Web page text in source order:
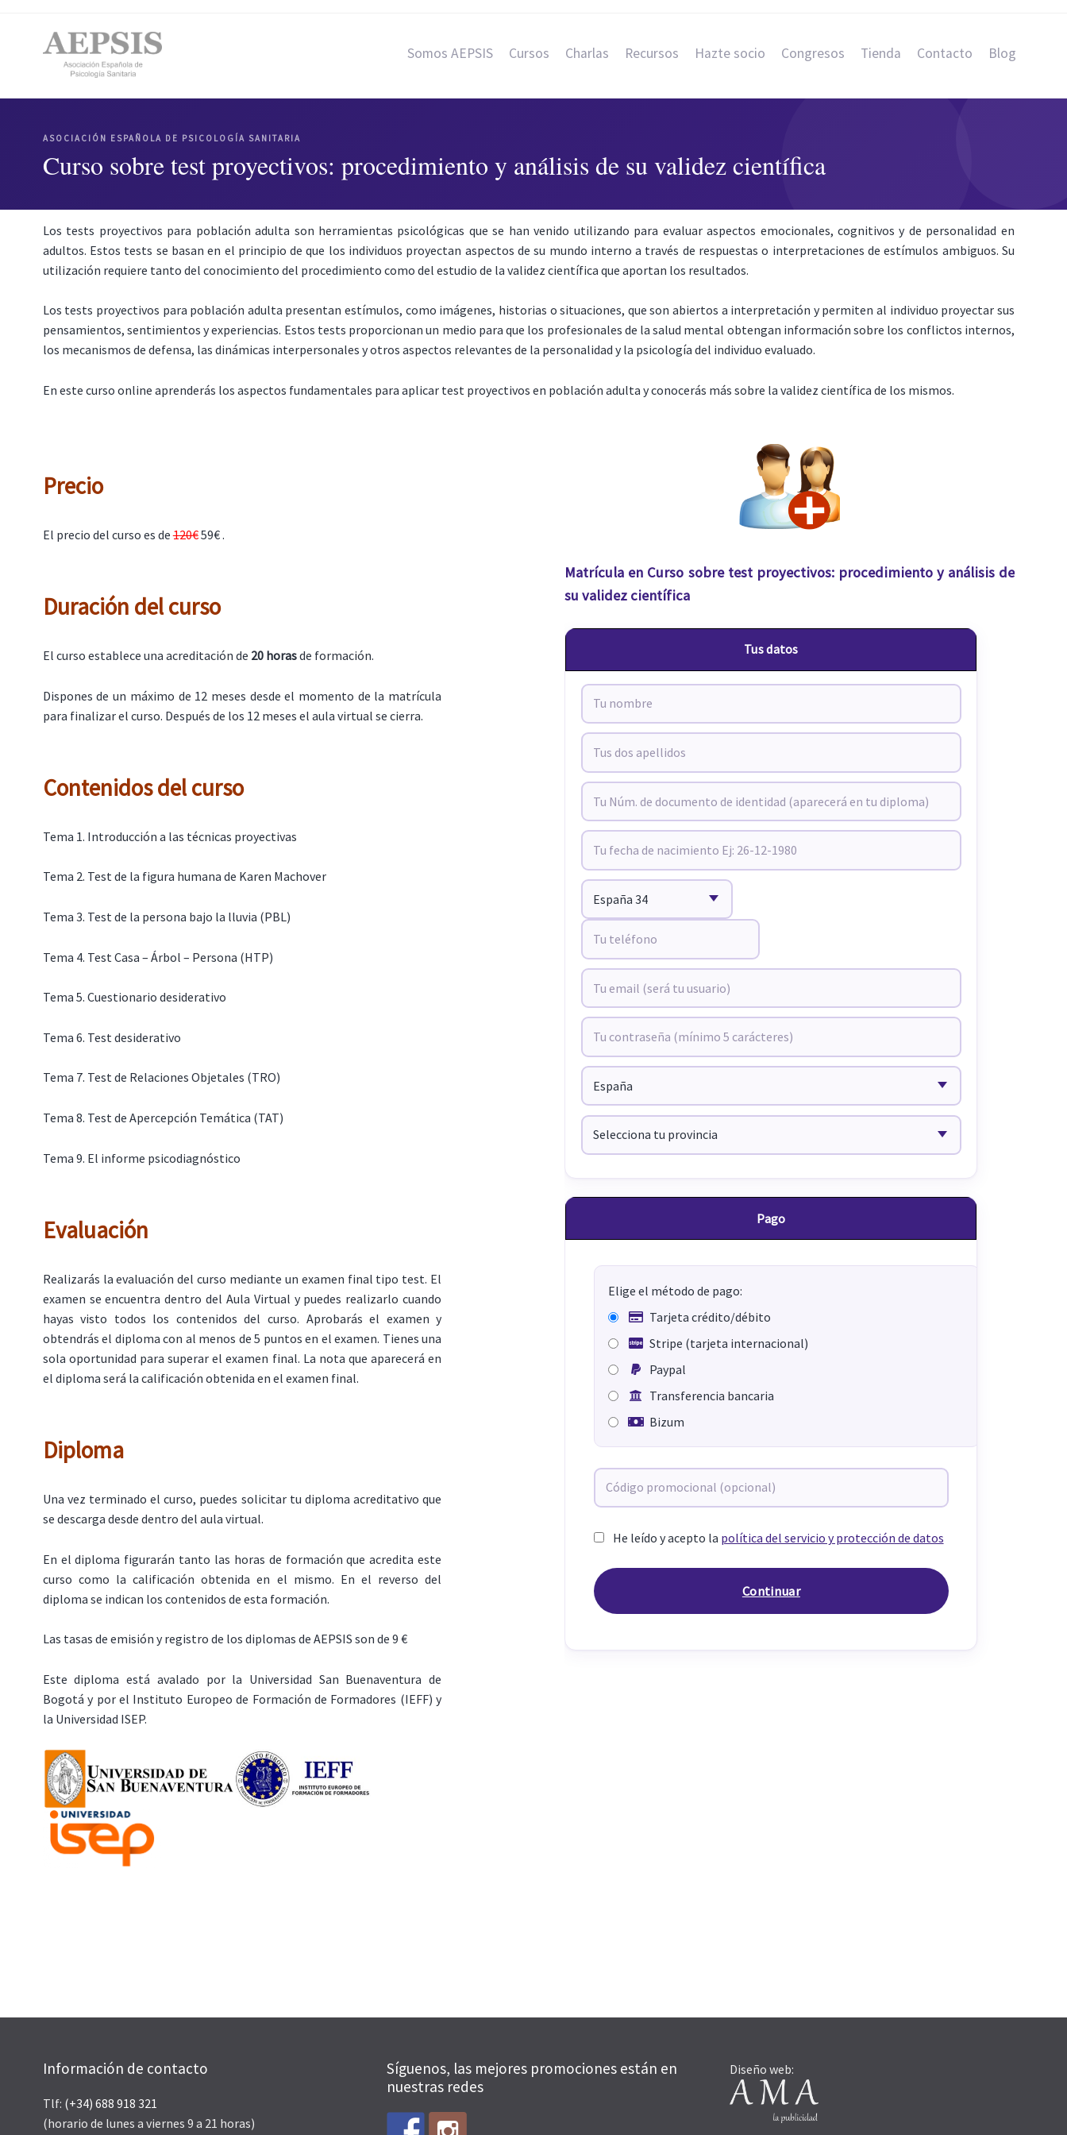
Somos AEPSIS Cursos Charlas Recursos Hazte socio Congresos Tienda Contacto Blog
ASOCIACIÓN ESPAÑOLA DE PSICOLOGÍA SANITARIA
Curso sobre test proyectivos: procedimiento y análisis de su validez científica
Los tests proyectivos para población adulta son herramientas psicológicas que se han venido utilizando para evaluar aspectos emocionales, cognitivos y de personalidad en
adultos. Estos tests se basan en el principio de que los individuos proyectan aspectos de su mundo interno a través de respuestas o interpretaciones de estímulos ambiguos. Su
utilización requiere tanto del conocimiento del procedimiento como del estudio de la validez científica que aportan los resultados.
Los tests proyectivos para población adulta presentan estímulos, como imágenes, historias o situaciones, que son abiertos a interpretación y permiten al individuo proyectar sus
pensamientos, sentimientos y experiencias. Estos tests proporcionan un medio para que los profesionales de la salud mental obtengan información sobre los conflictos internos,
los mecanismos de defensa, las dinámicas interpersonales y otros aspectos relevantes de la personalidad y la psicología del individuo evaluado.
En este curso online aprenderás los aspectos fundamentales para aplicar test proyectivos en población adulta y conocerás más sobre la validez científica de los mismos.
Precio
El precio del curso es de120€59€ .
Duración del curso
El curso establece una acreditación de 20 horasde formación.
Dispones de un máximo de 12 meses desde el momento de la matrícula
para finalizar el curso. Después de los 12 meses el aula virtual se cierra.
Contenidos del curso
Tema 1. Introducción a las técnicas proyectivas
Tema 2. Test de la figura humana de Karen Machover
Tema 3. Test de la persona bajo la lluvia (PBL)
Tema 4. Test Casa – Árbol – Persona (HTP)
Tema 5. Cuestionario desiderativo
Tema 6. Test desiderativo
Tema 7. Test de Relaciones Objetales (TRO)
Tema 8. Test de Apercepción Temática (TAT)
Tema 9. El informe psicodiagnóstico
Evaluación
Realizarás la evaluación del curso mediante un examen final tipo test. El
examen se encuentra dentro del Aula Virtual y puedes realizarlo cuando
hayas visto todos los contenidos del curso. Aprobarás el examen y
obtendrás el diploma con al menos de 5 puntos en el examen. Tienes una
sola oportunidad para superar el examen final. La nota que aparecerá en
el diploma será la calificación obtenida en el examen final.
Diploma
Una vez terminado el curso, puedes solicitar tu diploma acreditativo que
se descarga desde dentro del aula virtual.
En el diploma figurarán tanto las horas de formación que acredita este
curso como la calificación obtenida en el mismo. En el reverso del
diploma se indican los contenidos de esta formación.
Las tasas de emisión y registro de los diplomas de AEPSIS son de 9 €
Este diploma está avalado por la Universidad San Buenaventura de
Bogotá y por el Instituto Europeo de Formación de Formadores (IEFF) y
la Universidad ISEP.
Matrícula en Curso sobre test proyectivos: procedimiento y análisis de
su validez científica
Tus datos
Pago
Elige el método de pago:
Tarjeta crédito/débito
Stripe (tarjeta internacional)
Paypal
Transferencia bancaria
Bizum
He leído y acepto la política del servicio y protección de datos
Información de contacto
Tlf: (+34) 688 918 321
(horario de lunes a viernes 9 a 21 horas)
Síguenos, las mejores promociones están en
nuestras redes
Diseño web: